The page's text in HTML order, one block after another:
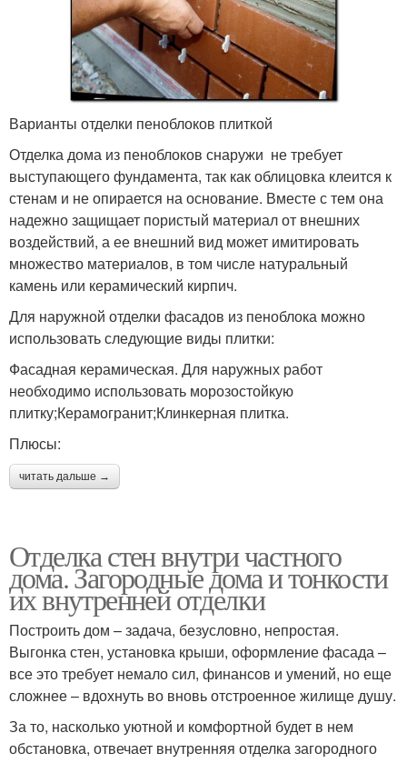
Варианты отделки пеноблоков плиткой
Отделка дома из пеноблоков снаружи не требует
выступающего фундамента, так как облицовка клеится к
стенам и не опирается на основание. Вместе с тем она
надежно защищает пористый материал от внешних
воздействий, а ее внешний вид может имитировать
множество материалов, в том числе натуральный
камень или керамический кирпич.
Для наружной отделки фасадов из пеноблока можно
использовать следующие виды плитки:
Фасадная керамическая. Для наружных работ
необходимо использовать морозостойкую
плитку;Керамогранит;Клинкерная плитка.
Плюсы:
читать дальше →
Отделка стен внутри частного
дома. Загородные дома и тонкости
их внутренней отделки
Построить дом – задача, безусловно, непростая.
Выгонка стен, установка крыши, оформление фасада –
все это требует немало сил, финансов и умений, но еще
сложнее – вдохнуть во вновь отстроенное жилище душу.
За то, насколько уютной и комфортной будет в нем
обстановка, отвечает внутренняя отделка загородного